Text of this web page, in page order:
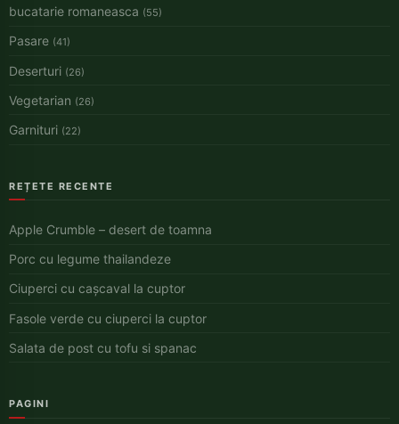
bucatarie romaneasca (55)
Pasare (41)
Deserturi (26)
Vegetarian (26)
Garnituri (22)
REȚETE RECENTE
Apple Crumble – desert de toamna
Porc cu legume thailandeze
Ciuperci cu cașcaval la cuptor
Fasole verde cu ciuperci la cuptor
Salata de post cu tofu si spanac
PAGINI